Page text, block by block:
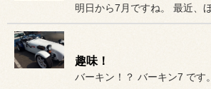
趣味！
バーキン！？ バーキン7 です。